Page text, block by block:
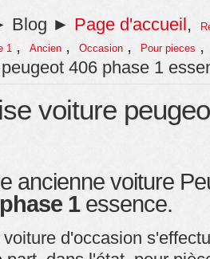
Blog ► Page d'accueil,
1 , Ancien , Occasion , Pour pieces ,
406 phase 1
voiture
ancienne voiture
1essence.
d'occasion